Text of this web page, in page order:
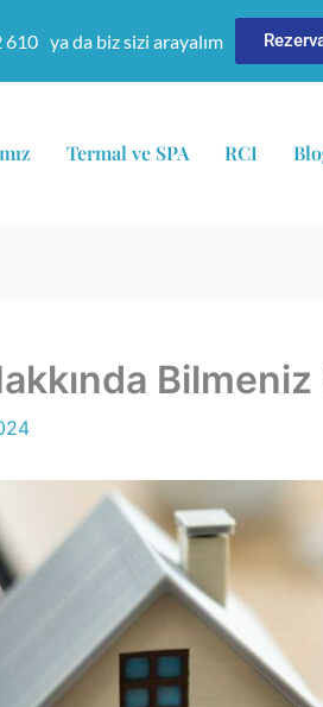
610 ya da biz sizi arayalım
Termal ve SPA RCI
Bilmeniz